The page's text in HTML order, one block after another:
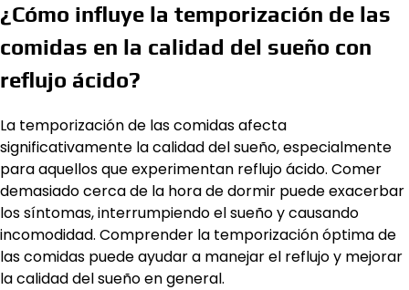
¿Cómo influye la temporización de las
comidas en la calidad del sueño con
reflujo ácido?
La temporización de las comidas afecta
significativamente la calidad del sueño, especialmente
para aquellos que experimentan reflujo ácido. Comer
demasiado cerca de la hora de dormir puede exacerbar
los síntomas, interrumpiendo el sueño y causando
incomodidad. Comprender la temporización óptima de
las comidas puede ayudar a manejar el reflujo y mejorar
la calidad del sueño en general.